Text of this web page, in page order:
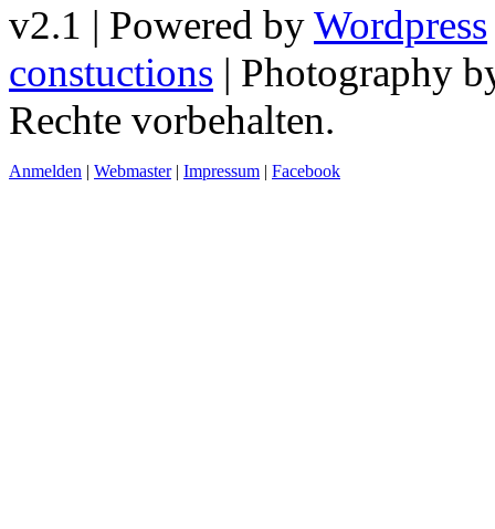
v2.1 | Powered byWordpress
constuctions | Photography
Rechte vorbehalten.
Anmelden | Webmaster| Impressum | Facebook